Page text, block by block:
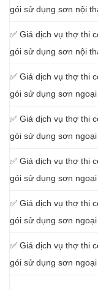
gói sử dụng sơn nội
✅ Giá dịch vụ thợ thi
gói sử dụng sơn nội
✅ Giá dịch vụ thợ thi
gói sử dụng sơn
✅ Giá dịch vụ thợ thi
gói sử dụng sơn
✅ Giá dịch vụ thợ thi
gói sử dụng sơn
✅ Giá dịch vụ thợ thi
gói sử dụng sơn
✅ Giá dịch vụ thợ thi
gói sử dụng sơn